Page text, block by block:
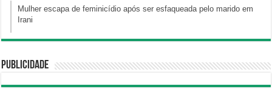
Mulher escapa de feminicídio após ser esfaqueada pelo marido em
Irani
Publicidade